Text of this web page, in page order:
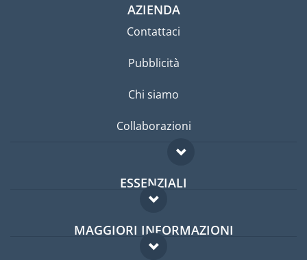
AZIENDA
Contattaci
Pubblicità
Chi siamo
Collaborazioni
ESSENZIALI
Forum per expat
Guida per expat
MAGGIORI INFORMAZIONI
Domande frequenti